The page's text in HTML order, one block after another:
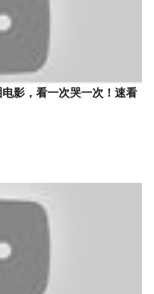
影，看一次哭一次！速看